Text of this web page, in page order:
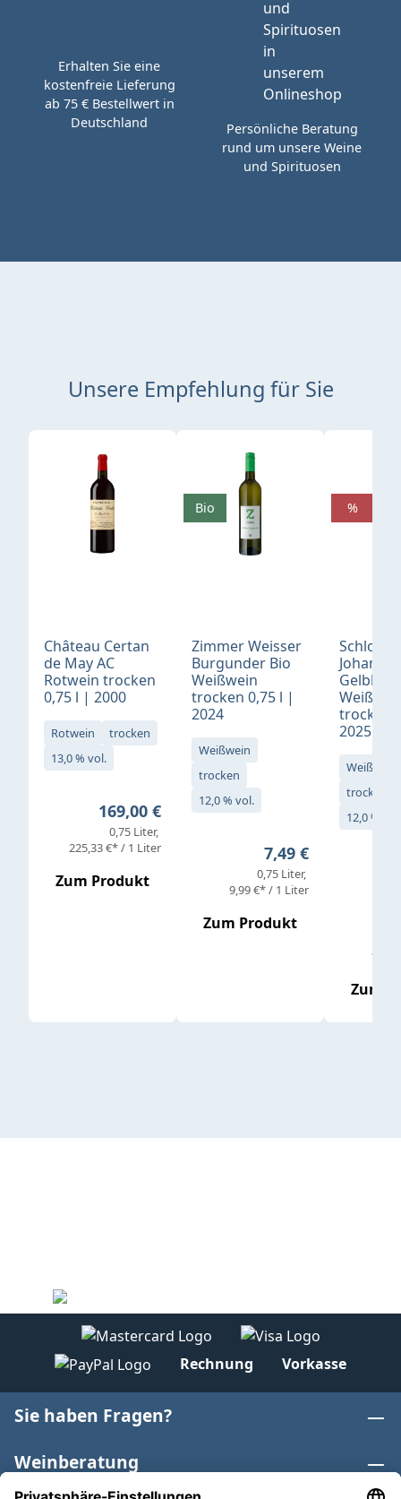
Erhalten Sie eine
kostenfreie Lieferung
ab 75 € Bestellwert in
Deutschland
Persönliche Beratung
rund um unsere Weine
und Spirituosen
Unsere Empfehlung für Sie
Produktgalerie überspringen
Château Certan
de May AC
Rotwein trocken
0,75 l | 2000
Rotwein
trocken
13,0 % vol.
Regulärer Preis:
169,00 €
0,75 Liter
225,33 €* / 1 Liter
Zum Produkt
Zimmer Weisser
Burgunder Bio
Weißwein
trocken 0,75 l |
2024
Weißwein
trocken
12,0 % vol.
Regulärer Preis:
7,49 €
0,75 Liter
9,99 €* / 1 Liter
Zum Produkt
Bio
Schloß
Gelblack
trocken
2025
Weißwein
trocken
12,0 % vol.
Zum
%
Rechnung Vorkasse
Sie haben Fragen?
Weinberatung